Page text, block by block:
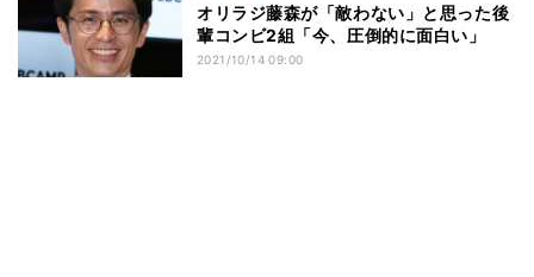
オリラジ藤森が「敵わない」と思った後
輩コンビ2組「今、圧倒的に面白い」
2021/10/14 09:00